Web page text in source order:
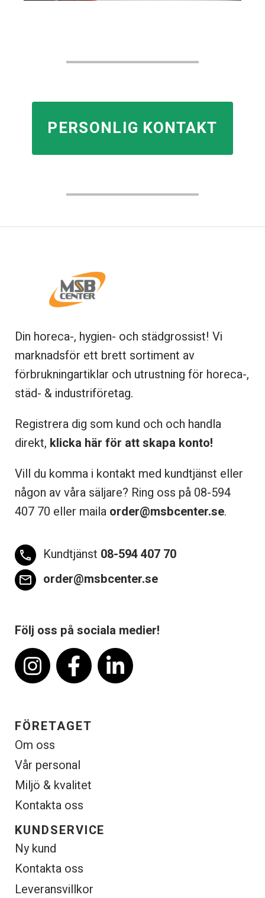
PERSONLIG KONTAKT
Din horeca-, hygien- och städgrossist! Vi
marknadsför ett brett sortiment av
förbrukningartiklar och utrustning för horeca-,
städ- & industriföretag.
Registrera dig som kund och och handla
direkt, klicka här för att skapa konto!
Vill du komma i kontakt med kundtjänst eller
någon av våra säljare? Ring oss på 08-594
407 70 eller maila order@msbcenter.se.
phone Kundtjänst 08-594 407 70
email order@msbcenter.se
Följ oss på sociala medier!
FÖRETAGET
Om oss
Vår personal
Miljö & kvalitet
Kontakta oss
KUNDSERVICE
Ny kund
Kontakta oss
Leveransvillkor